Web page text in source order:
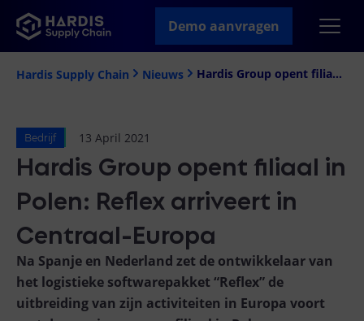
Demo aanvragen
Hardis Supply Chain Nieuws Hardis Group opent filiaal in Polen: Reflex arriveert in Centraal-Europa
Bedrijf 13 April 2021
Hardis Group opent filiaal in
Polen: Reflex arriveert in
Centraal-Europa
Na Spanje en Nederland zet de ontwikkelaar van
het logistieke softwarepakket “Reflex” de
uitbreiding van zijn activiteiten in Europa voort